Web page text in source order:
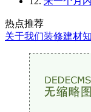
热点推荐
关于我们装修建材